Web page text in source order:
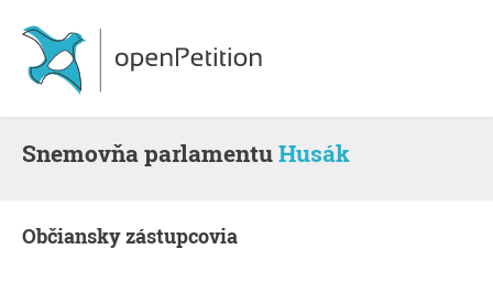
snemovňa parlamentuHusák
občiansky zástupcovia